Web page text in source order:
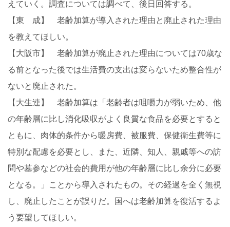
えていく。調査については調べて、後日回答する。
【東 成】 老齢加算が導入された理由と廃止された理由
を教えてほしい。
【大阪市】 老齢加算が廃止された理由については70歳な
る前となった後では生活費の支出は変らないため整合性が
ないと廃止された。
【大生連】 老齢加算は「老齢者は咀嚼力が弱いため、他
の年齢層に比し消化吸収がよく良質な食品を必要とすると
ともに、肉体的条件から暖房費、被服費、保健衛生費等に
特別な配慮を必要とし、また、近隣、知人、親戚等への訪
問や墓参などの社会的費用が他の年齢層に比し余分に必要
となる。」ことから導入されたもの。その経過を全く無視
し、廃止したことが誤りだ。国へは老齢加算を復活するよ
う要望してほしい。